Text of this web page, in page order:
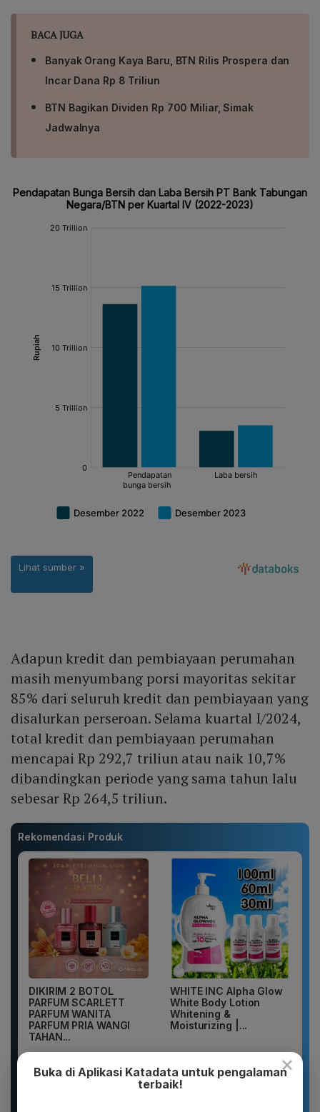
BACA JUGA
Banyak Orang Kaya Baru, BTN Rilis Prospera dan
Incar Dana Rp 8 Triliun
BTN Bagikan Dividen Rp 700 Miliar, Simak
Jadwalnya
Adapun kredit dan pembiayaan perumahan
masih menyumbang porsi mayoritas sekitar
85% dari seluruh kredit dan pembiayaan yang
disalurkan perseroan. Selama kuartal I/2024,
total kredit dan pembiayaan perumahan
mencapai Rp 292,7 triliun atau naik 10,7%
dibandingkan periode yang sama tahun lalu
sebesar Rp 264,5 triliun.
Rekomendasi Produk
DIKIRIM 2 BOTOL
PARFUM SCARLETT
PARFUM WANITA
PARFUM PRIA WANGI
TAHAN...
WHITE INC Alpha Glow
White Body Lotion
Whitening &
Moisturizing |...
×
Buka di Aplikasi Katadata untuk pengalaman
terbaik!